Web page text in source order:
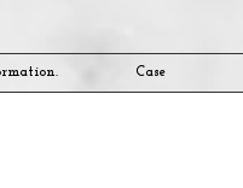
Case